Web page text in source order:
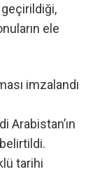
ele
imzalandı
Arabistan’ın
tarihi